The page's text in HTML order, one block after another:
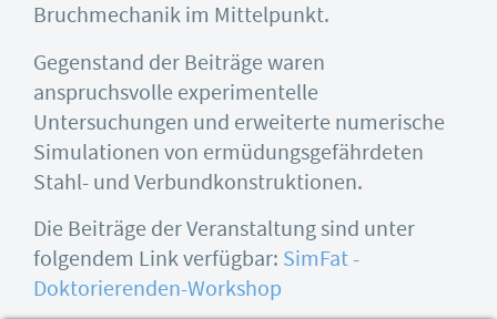
Bruchmechanik im Mittelpunkt.
Gegenstand der Beiträge waren
anspruchsvolle experimentelle
Untersuchungen und erweiterte numerische
Simulationen von ermüdungsgefährdeten
Stahl- und Verbundkonstruktionen.
Die Beiträge der Veranstaltung sind unter
folgendem Link verfügbar: SimFat -
Doktorierenden-Workshop